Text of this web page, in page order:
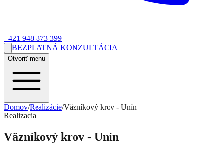
+421 948 873 399
BEZPLATNÁ KONZULTÁCIA
Otvoriť menu
Domov/Realizácie/Väzníkový krov - Unín
Realizacia
Väzníkový krov - Unín